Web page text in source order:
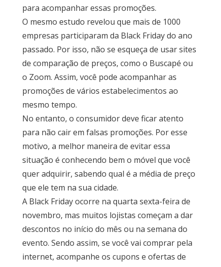
para acompanhar essas promoções.
O mesmo estudo revelou que mais de 1000
empresas participaram da Black Friday do ano
passado. Por isso, não se esqueça de usar sites
de comparação de preços, como o Buscapé ou
o Zoom. Assim, você pode acompanhar as
promoções de vários estabelecimentos ao
mesmo tempo.
No entanto, o consumidor deve ficar atento
para não cair em falsas promoções. Por esse
motivo, a melhor maneira de evitar essa
situação é conhecendo bem o móvel que você
quer adquirir, sabendo qual é a média de preço
que ele tem na sua cidade.
A Black Friday ocorre na quarta sexta-feira de
novembro, mas muitos lojistas começam a dar
descontos no início do mês ou na semana do
evento. Sendo assim, se você vai comprar pela
internet, acompanhe os cupons e ofertas de